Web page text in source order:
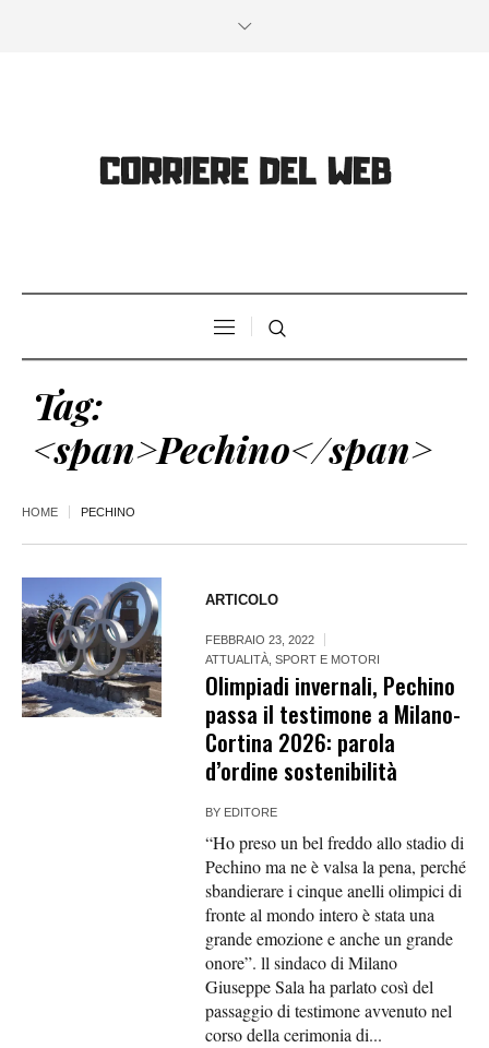
Tag:
<span>Pechino</span>
HOME PECHINO
ARTICOLO
FEBBRAIO 23, 2022
ATTUALITÀ ,SPORT E MOTORI
Olimpiadi invernali, Pechino
passa il testimone a Milano-
Cortina 2026: parola
d’ordine sostenibilità
BY EDITORE
“Ho preso un bel freddo allo stadio di
Pechino ma ne è valsa la pena, perché
sbandierare i cinque anelli olimpici di
fronte al mondo intero è stata una
grande emozione e anche un grande
onore”. ll sindaco di Milano
Giuseppe Sala ha parlato così del
passaggio di testimone avvenuto nel
corso della cerimonia di...